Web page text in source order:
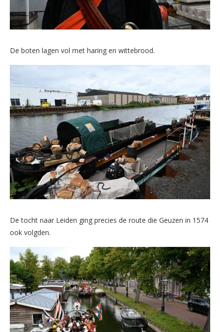
De boten lagen vol met haring en wittebrood.
De tocht naar Leiden ging precies de route die Geuzen in 1574
ook volgden.